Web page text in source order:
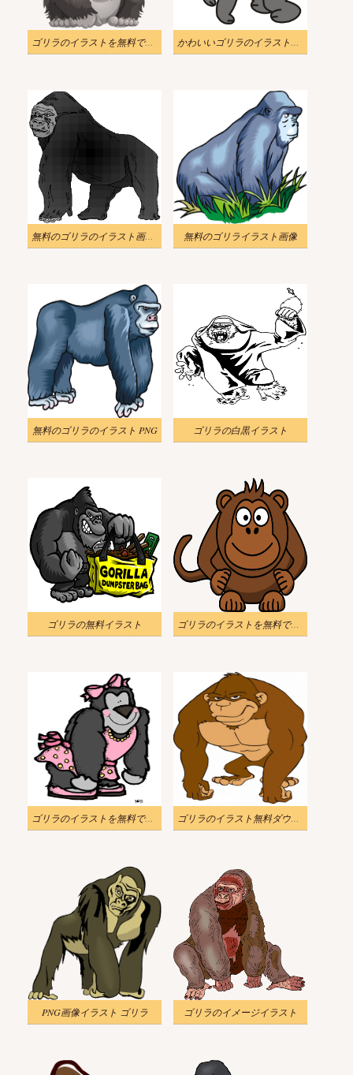
ゴリラのイラストを無料でダウンロード 5 かわいいゴリラのイラスト画像 2
無料のゴリラのイラスト画像 3 無料のゴリライラスト画像
無料のゴリラのイラスト PNG ゴリラの白黒イラスト
ゴリラの無料イラスト ゴリラのイラストを無料でダウンロード 6
ゴリラのイラストを無料でダウンロード 7 ゴリラのイラスト無料ダウンロード
PNG画像イラスト ゴリラ ゴリラのイメージイラスト